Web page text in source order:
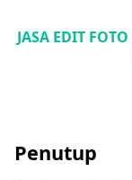
JASA EDIT
Penutup